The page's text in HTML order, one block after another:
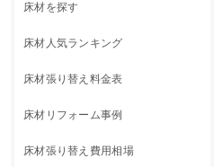
床材を探す
床材人気ランキング
床材張り替え料金表
床材リフォーム事例
床材張り替え費用相場